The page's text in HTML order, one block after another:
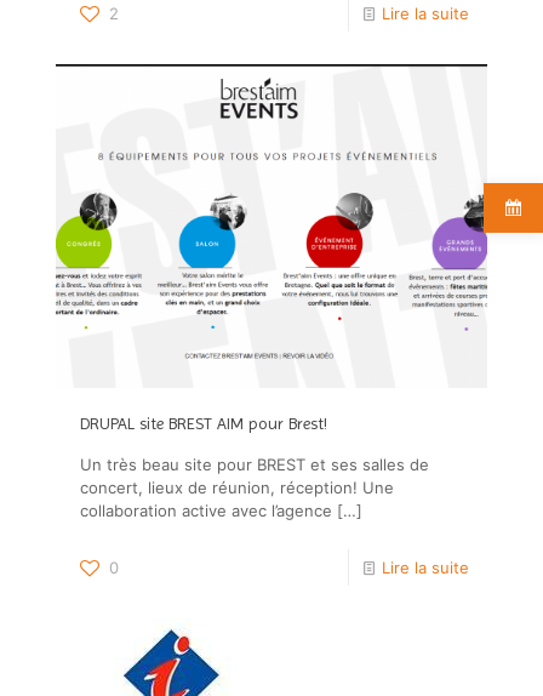
2 Lire la suite
DRUPAL site BREST AIM pour Brest!
Un très beau site pour BREST et ses salles de
concert, lieux de réunion, réception! Une
collaboration active avec l’agence […]
0 Lire la suite